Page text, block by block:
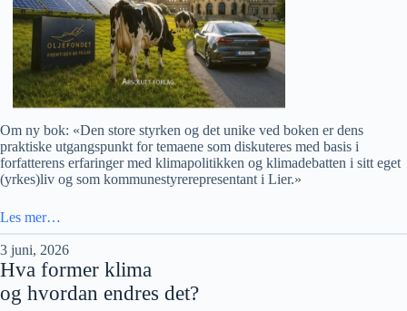
Om ny bok: «Den store styrken og det unike ved boken er dens
praktiske utgangspunkt for temaene som diskuteres med basis i
forfatterens erfaringer med klimapolitikken og klimadebatten i sitt eget
(yrkes)liv og som kommunestyrerepresentant i Lier.»
Les mer…
3 juni, 2026
Hva former klima
og hvordan endres det?